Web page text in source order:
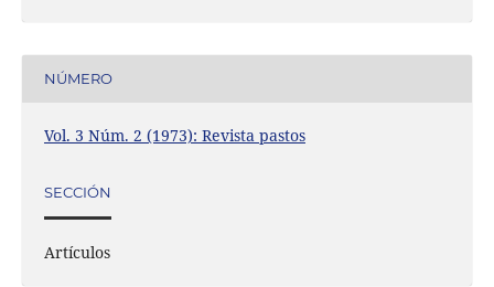
NÚMERO
Vol. 3 Núm. 2 (1973): Revista pastos
SECCIÓN
Artículos